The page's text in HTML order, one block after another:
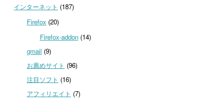
インターネット (187)
Firefox (20)
Firefox-addon(14)
gmail (9)
お薦めサイト (96)
注目ソフト (16)
アフィリエイト (7)